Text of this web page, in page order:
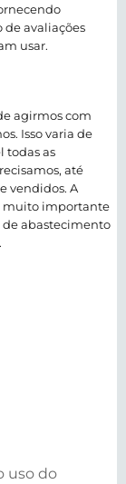
de avaliações
usar.
agirmos com
Isso varia de
todas as
até
vendidos. A
muito importante
de abastecimento
uso do